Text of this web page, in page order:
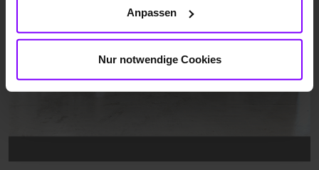
Anpassen
Nur notwendige Cookies